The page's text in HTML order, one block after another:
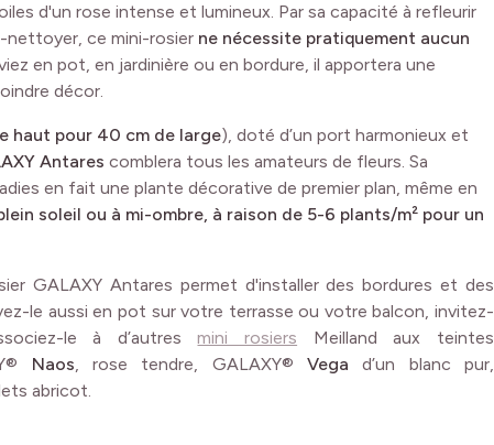
d'un rose intense et lumineux. Par sa capacité à refleurir
nettoyer, ce mini-rosier ne nécessite pratiquement aucun
en pot, en jardinière ou en bordure, il apportera une
décor.
haut pour 40 cm de large), doté d’un port harmonieux et
Antares comblera tous les amateurs de fleurs. Sa
en fait une plante décorative de premier plan, même en
soleil ou à mi-ombre, à raison de 5-6 plants/m² pour un
GALAXY Antares permet d'installer des bordures et des
le aussi en pot sur votre terrasse ou votre balcon, invitez-
le à d’autresmini rosiers Meilland aux teintes
Naos, rose tendre, GALAXY®Vega d’un blanc pur,
abricot.